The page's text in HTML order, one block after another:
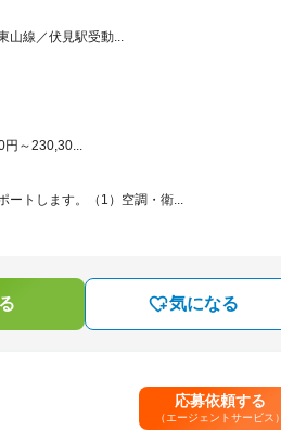
線／伏見駅受動...
～230,30...
トします。（1）空調・衛...
気になる
応募依頼する
（エージェントサービス）